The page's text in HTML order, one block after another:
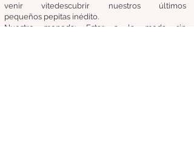
venir vitedescubrir nuestros últimos
pequeños pepitas inédito.
Nuestro
moneda:
Estar a la moda sin